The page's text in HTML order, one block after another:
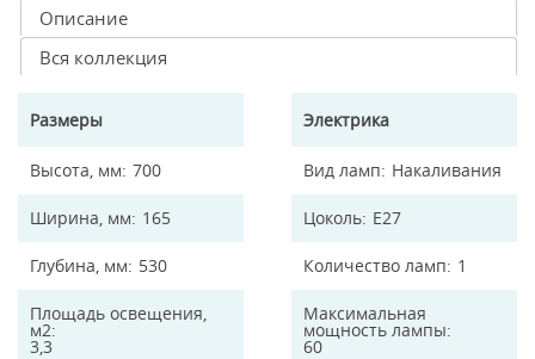
Описание
Вся коллекция
Размеры
Высота, мм 700
Ширина, мм 165
Глубина, мм 530
Площадь освещения,
м2
3,3
Электрика
Вид ламп Накаливания
Цоколь E27
Количество ламп 1
Максимальная
мощность лампы
60